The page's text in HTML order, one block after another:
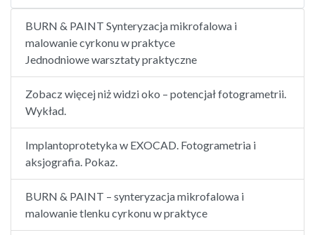
BURN & PAINT Synteryzacja mikrofalowa i
malowanie cyrkonu w praktyce
Jednodniowe warsztaty praktyczne
Zobacz więcej niż widzi oko – potencjał fotogrametrii.
Wykład.
Implantoprotetyka w EXOCAD. Fotogrametria i
aksjografia. Pokaz.
BURN & PAINT – synteryzacja mikrofalowa i
malowanie tlenku cyrkonu w praktyce